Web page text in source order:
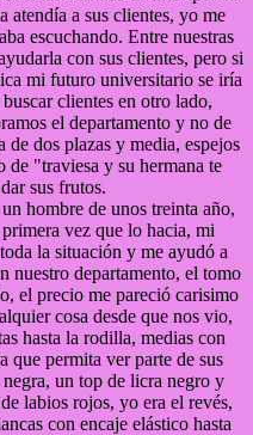
atendía a sus clientes, yo me
escuchando. Entre nuestras
con sus clientes, pero si
mi futuro universitario se iría
clientes en otro lado,
el departamento y no de
de dos plazas y media, espejos
de "traviesa y su hermana te
sus frutos.
hombre de unos treinta año,
vez que lo hacia, mi
la situación y me ayudó a
nuestro departamento, el tomo
el precio me pareció carisimo
cosa desde que nos vio,
hasta la rodilla, medias con
que permita ver parte de sus
un top de licra negro y
labios rojos, yo era el revés,
con encaje elástico hasta